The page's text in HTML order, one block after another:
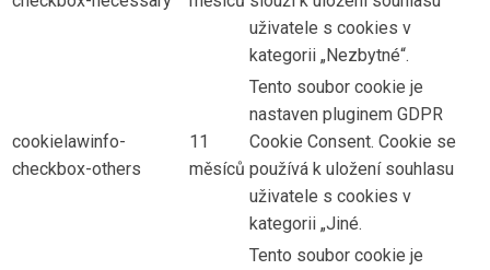
uživatele s cookies v
kategorii „Nezbytné“.
cookielawinfo-
checkbox-others
11
měsíců
Tento soubor cookie je
nastaven pluginem GDPR
Cookie Consent. Cookie se
používá k uložení souhlasu
uživatele s cookies v
kategorii „Jiné.
Tento soubor cookie je